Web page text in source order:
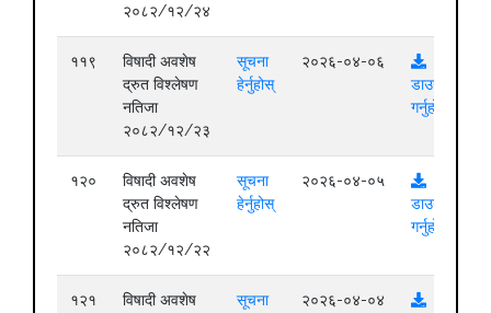
२०८२/१२/२४
११९
विषादी अवशेष
द्रुत विश्लेषण
नतिजा
२०८२/१२/२३
सूचना
हेर्नुहोस्
२०२६-०४-०६
डाउनलोड
गर्नुहोस्
१२०
विषादी अवशेष
द्रुत विश्लेषण
नतिजा
२०८२/१२/२२
सूचना
हेर्नुहोस्
२०२६-०४-०५
डाउनलोड
गर्नुहोस्
१२१
विषादी अवशेष
सूचना
२०२६-०४-०४